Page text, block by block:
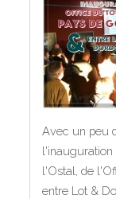
Avec un peu
l'Ostal, de
entre Lot &